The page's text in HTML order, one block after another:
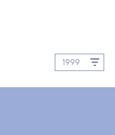
1999